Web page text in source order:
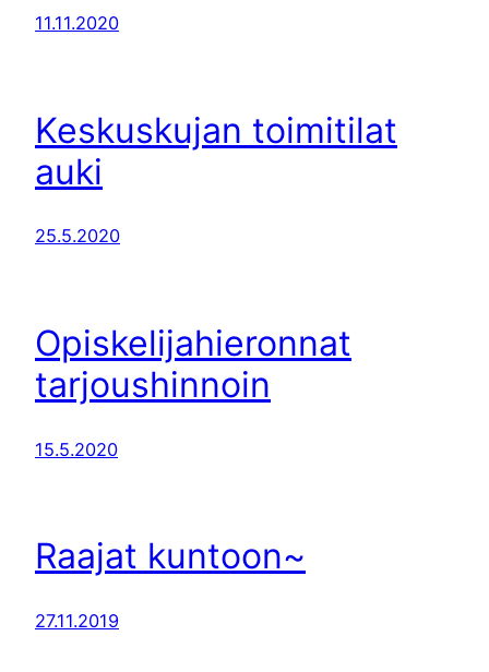
11.11.2020
Keskuskujan toimitilat
auki
25.5.2020
Opiskelijahieronnat
tarjoushinnoin
15.5.2020
Raajat kuntoon~
27.11.2019